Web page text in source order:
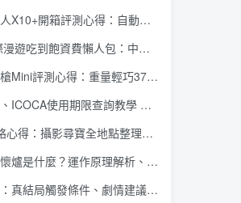
Twitter Blue 訂閱服務重新推出 用 iOS 裝置訂閱月費多 3 美金
小米掃拖機器人X10+開箱評測心得：自動洗拖布與集塵、旋轉式拖布更乾淨、連續使用2小時、售價26995元
2023日本國際漫遊吃到飽資費懶人包：中華電信、遠傳電信、台灣大哥大、台灣之星、亞太電信
小米筋膜按摩槍Mini評測心得：重量輕巧375公克、3種替換頭和3種模式、售價2295元
SUICA西瓜卡、ICOCA使用期限查詢教學 最後使用日10年內都有效 Android、iOS都適用
人中之龍8攻略心得：攝影尋寶全地點整理、70個夏威夷與40個橫濱拍攝位置圖解
寒流救星白金懷爐是什麼？運作原理解析、相比電暖蛋有哪些優缺點？懷爐挑選方法介紹
九日攻略心得：真結局觸發條件、劇情建議攻略順序、全流程過關整理